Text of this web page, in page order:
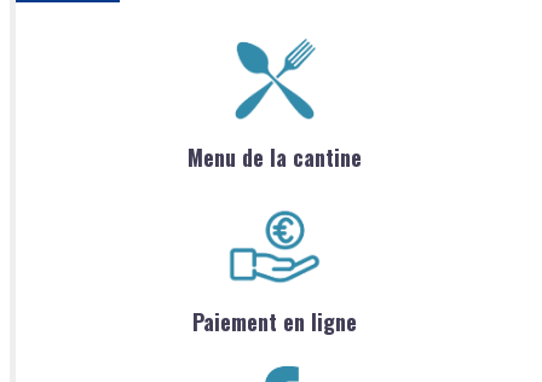
Menu de la cantine
Paiement en ligne